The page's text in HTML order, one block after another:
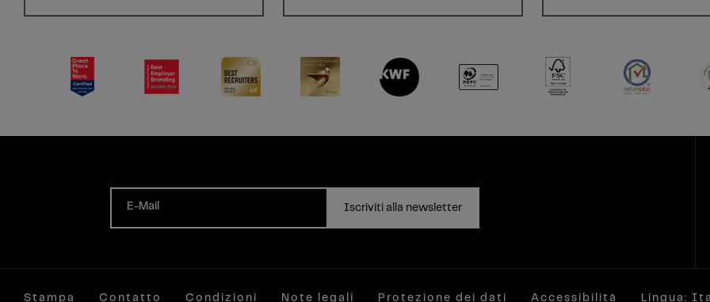
E-Mail Iscriviti alla newsletter
Stampa Contatto Condizioni Note legali Protezione dei dati Accessibilità Lingua: